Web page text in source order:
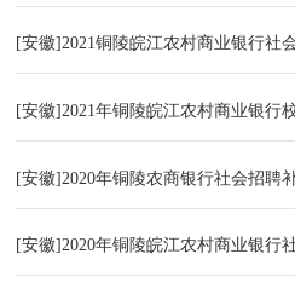
[安徽]2021铜陵皖江农村商业银行社
[安徽]2021年铜陵皖江农村商业银行
[安徽]2020年铜陵农商银行社会招聘
[安徽]2020年铜陵皖江农村商业银行